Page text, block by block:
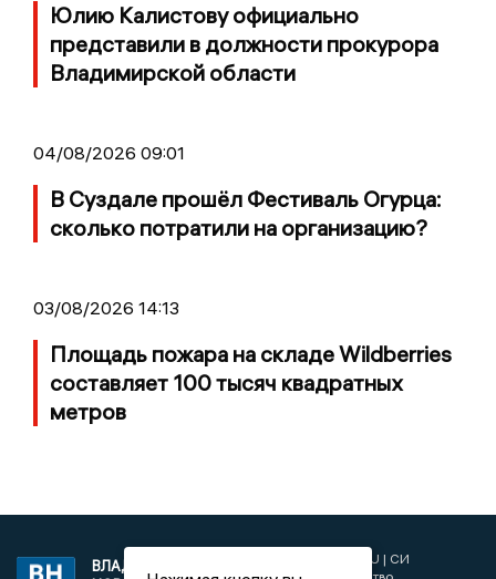
Юлию Калистову официально
представили в должности прокурора
Владимирской области
04/08/2026 09:01
В Суздале прошёл Фестиваль Огурца:
сколько потратили на организацию?
03/08/2026 14:13
Площадь пожара на складе Wildberries
составляет 100 тысяч квадратных
метров
ВЛАДИМИРСКИЕ
2017 © NEWSVLADIMIR.RU | СИ